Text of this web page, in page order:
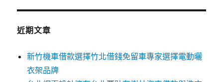
鍵
近期文章
新竹機車借款選擇竹北借錢免留車專家選擇電動曬
衣架品牌